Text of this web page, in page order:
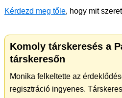
Kérdezd meg tőle, hogy mit
Komoly társkeresés a
társkeresőn
Monika felkeltette az
regisztráció ingyenes.